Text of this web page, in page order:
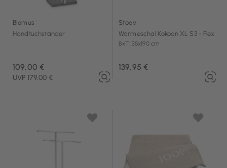
Blomus
Handtuchständer
109,00 €
UVP 179,00 €
Stoov
Wärmeschal Kokoon XL S3 - Flex
BxT: 35x190 cm
139,95 €